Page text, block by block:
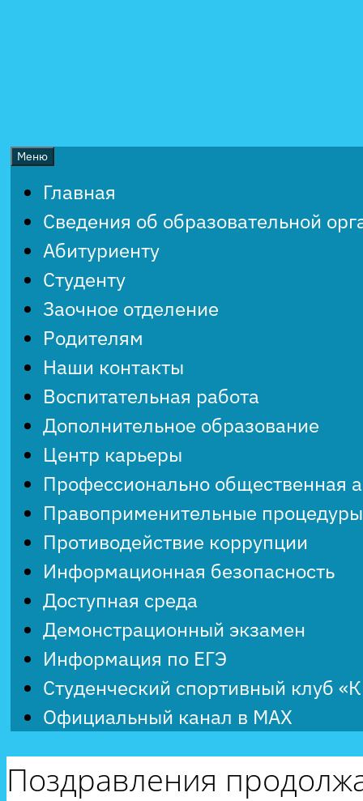
Меню
Главная
Сведения об образовательной
Абитуриенту
Студенту
Заочное отделение
Родителям
Наши контакты
Воспитательная работа
Дополнительное образование
Центр карьеры
Профессионально общественная
Правоприменительные процедуры
Противодействие коррупции
Информационная безопасность
Доступная среда
Демонстрационный экзамен
Информация по ЕГЭ
Студенческий спортивный клуб
Официальный канал в MAX
Поздравления